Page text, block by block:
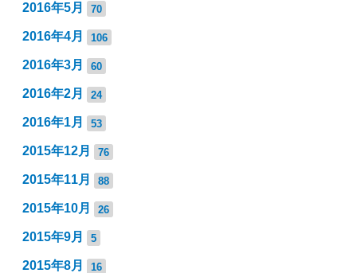
2016年5月 70
2016年4月 106
2016年3月 60
2016年2月 24
2016年1月 53
2015年12月 76
2015年11月 88
2015年10月 26
2015年9月 5
2015年8月 16